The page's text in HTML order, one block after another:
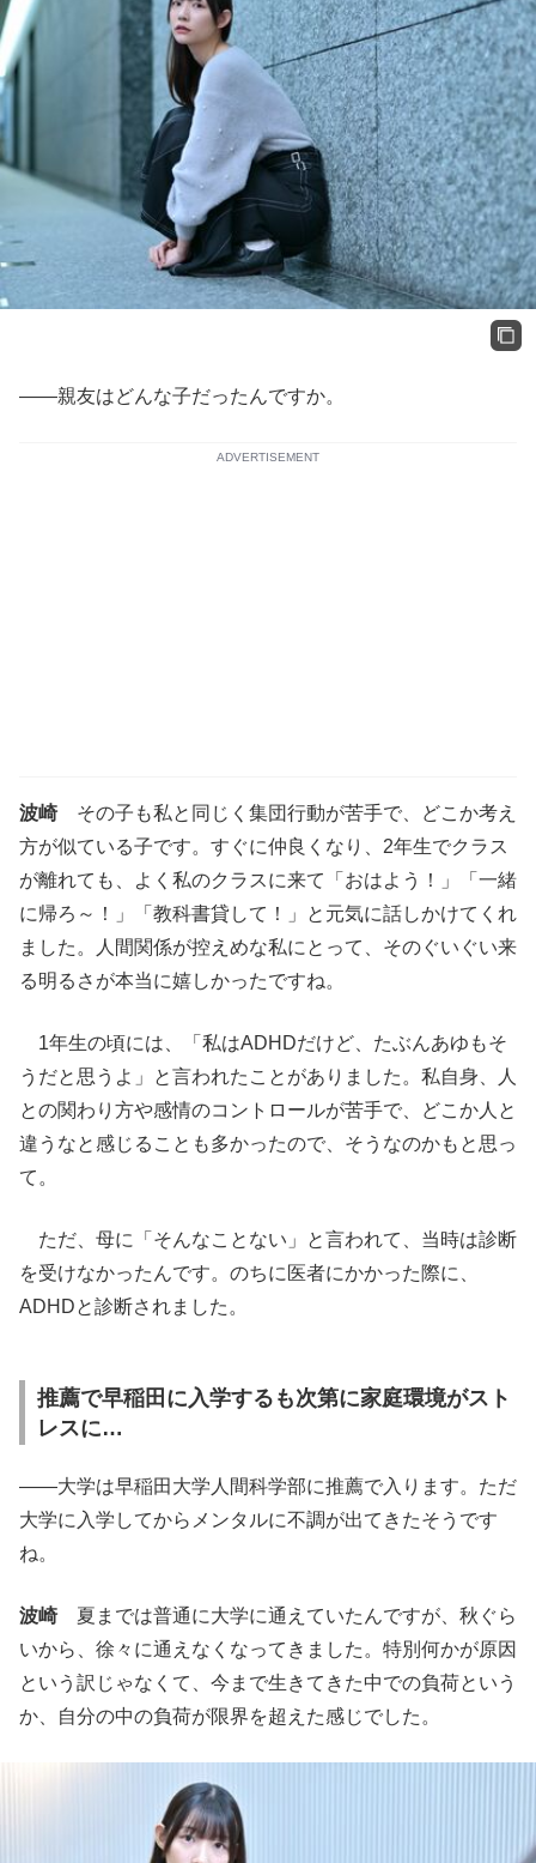
――親友はどんな子だったんですか。
ADVERTISEMENT
波崎その子も私と同じく集団行動が苦手で、どこか考え
方が似ている子です。すぐに仲良くなり、2年生でクラス
が離れても、よく私のクラスに来て「おはよう！」「一緒
に帰ろ～！」「教科書貸して！」と元気に話しかけてくれ
ました。人間関係が控えめな私にとって、そのぐいぐい来
る明るさが本当に嬉しかったですね。
1年生の頃には、「私はADHDだけど、たぶんあゆもそ
うだと思うよ」と言われたことがありました。私自身、人
との関わり方や感情のコントロールが苦手で、どこか人と
違うなと感じることも多かったので、そうなのかもと思っ
て。
ただ、母に「そんなことない」と言われて、当時は診断
を受けなかったんです。のちに医者にかかった際に、
ADHDと診断されました。
推薦で早稲田に入学するも次第に家庭環境がスト
レスに…
――大学は早稲田大学人間科学部に推薦で入ります。ただ
大学に入学してからメンタルに不調が出てきたそうです
ね。
波崎夏までは普通に大学に通えていたんですが、秋ぐら
いから、徐々に通えなくなってきました。特別何かが原因
という訳じゃなくて、今まで生きてきた中での負荷という
か、自分の中の負荷が限界を超えた感じでした。